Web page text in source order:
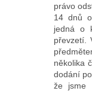
právo
14 dnů
jedná o
převzetí.
několika
dodání
že jsme